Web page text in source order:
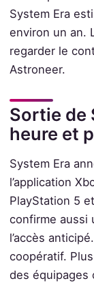
System Era
environ un an.
regarder le
Astroneer.
Sortie de
heure et
System Era
l’application
PlayStation 5
confirme aussi
l’accès
coopératif.
des équipages